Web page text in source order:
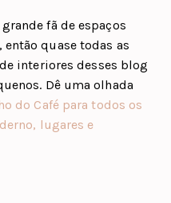
fã de espaços
quase todas as
interiores desses blog
Dê uma olhada
do Café para todos os
lugares e